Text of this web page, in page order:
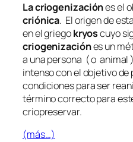
La criogenizaciónes el
criónica. El origen de
en el griegokryoscuyo
criogenizaciónes un
a una persona ( o animal
intenso con el objetivo
condiciones para ser
término correcto para
criopreservar.
(más…)